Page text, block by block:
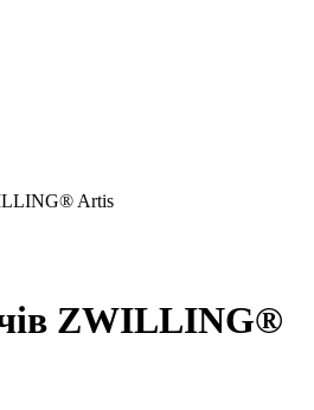
Artis
ZWILLING®